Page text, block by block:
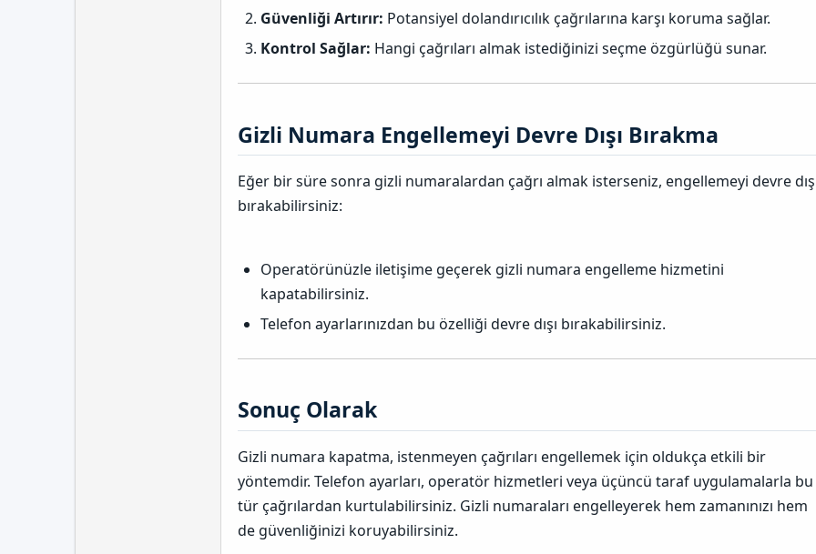
Güvenliği Artırır: Potansiyel dolandırıcılık çağrılarına karşı koruma sağlar.
Kontrol Sağlar: Hangi çağrıları almak istediğinizi seçme özgürlüğü sunar.
Gizli Numara Engellemeyi Devre Dışı Bırakma​
Eğer bir süre sonra gizli numaralardan çağrı almak isterseniz, engellemeyi devre
bırakabilirsiniz:
Operatörünüzle iletişime geçerek gizli numara engelleme hizmetini
kapatabilirsiniz.
Telefon ayarlarınızdan bu özelliği devre dışı bırakabilirsiniz.
Sonuç Olarak​
Gizli numara kapatma, istenmeyen çağrıları engellemek için oldukça etkili bir
yöntemdir. Telefon ayarları, operatör hizmetleri veya üçüncü taraf uygulamalarla bu
tür çağrılardan kurtulabilirsiniz. Gizli numaraları engelleyerek hem zamanınızı hem
de güvenliğinizi koruyabilirsiniz.